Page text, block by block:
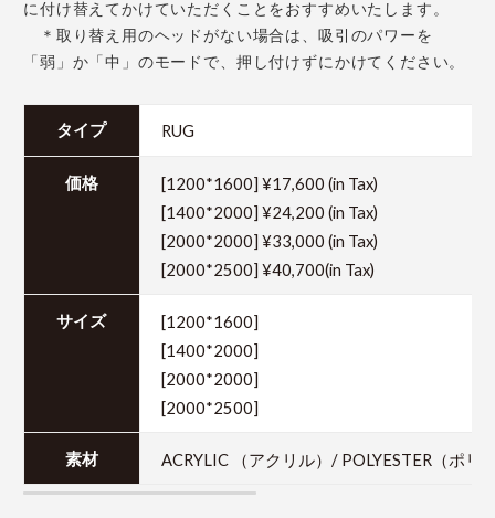
に付け替えてかけていただくことをおすすめいたします。
＊取り替え用のヘッドがない場合は、吸引のパワーを
「弱」か「中」のモードで、押し付けずにかけてください。
タイプ RUG
価格
[1200*1600] ¥17,600 (in Tax)
[1400*2000] ¥24,200 (in Tax)
[2000*2000] ¥33,000 (in Tax)
[2000*2500] ¥40,700(in Tax)
サイズ
[1200*1600]
[1400*2000]
[2000*2000]
[2000*2500]
素材 ACRYLIC （アクリル）/ POLYESTER（ポ